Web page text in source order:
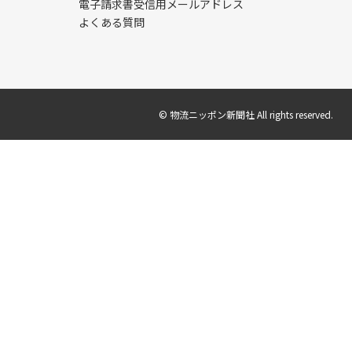
電子請求書受信用メールアドレス
よくある質問
© 物流ニッポン新聞社 All rights reserved.